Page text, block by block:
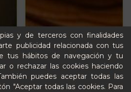
y de terceros con finalidades
publicidad relacionada con tus
tus hábitos de navegación y tu
o rechazar las cookies haciendo
puedes aceptar todas las
"Aceptar todas las cookies. Para